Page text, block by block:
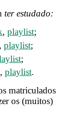
ter estudado:
,playlist;
,playlist;
;
,playlist.
matriculados
os (muitos)